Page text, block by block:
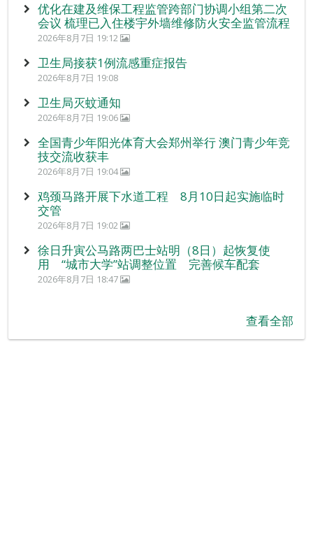
优化在建及维保工程监管跨部门协调小组第二次
会议 梳理已入住楼宇外墙维修防火安全监管流程
2026年8月7日 19:12
卫生局接获1例流感重症报告
2026年8月7日 19:08
卫生局灭蚊通知
2026年8月7日 19:06
全国青少年阳光体育大会郑州举行 澳门青少年竞
技交流收获丰
2026年8月7日 19:04
鸡颈马路开展下水道工程 8月10日起实施临时
交管
2026年8月7日 19:02
徐日升寅公马路两巴士站明（8日）起恢复使
用 “城市大学”站调整位置 完善候车配套
2026年8月7日 18:47
查看全部